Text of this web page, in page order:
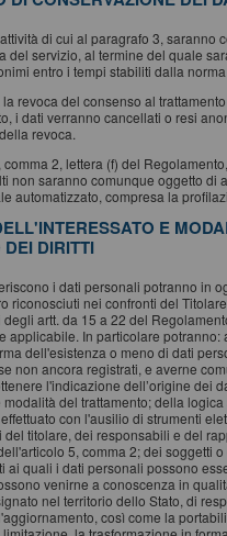
di cui al paragrafo 3, saranno
del servizio, al termine del quale
entro i tempi stabiliti dalla
revoca del consenso al
i dati verranno cancellati o resi
revoca.
2, lettera (f) del
non saranno comunque oggetto di
automatizzato, compresa la
E
DIRITTI
i dati personali potranno in
riconosciuti nei confronti del
artt. da 15 a 22 del
applicabile. In particolare potranno:
dell'esistenza o meno di dati
non ancora registrati, e averne
l'indicazione dell’origine dei
del trattamento; della
con l'ausilio di strumenti
del titolare, dei responsabili e del
5, comma 2; dei soggetti o
ai quali i dati personali possono
venirne a conoscenza in
nel territorio dello Stato, di
così come la